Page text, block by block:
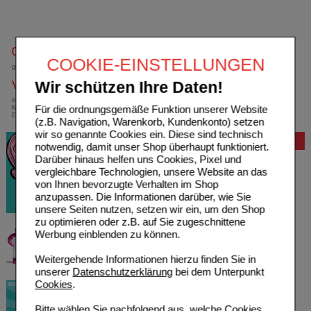
COOKIE-EINSTELLUNGEN
Wir schützen Ihre Daten!
Für die ordnungsgemäße Funktion unserer Website
(z.B. Navigation, Warenkorb, Kundenkonto) setzen
wir so genannte Cookies ein. Diese sind technisch
notwendig, damit unser Shop überhaupt funktioniert.
Darüber hinaus helfen uns Cookies, Pixel und
vergleichbare Technologien, unsere Website an das
von Ihnen bevorzugte Verhalten im Shop
anzupassen. Die Informationen darüber, wie Sie
unsere Seiten nutzen, setzen wir ein, um den Shop
zu optimieren oder z.B. auf Sie zugeschnittene
Werbung einblenden zu können.
Weitergehende Informationen hierzu finden Sie in
unserer Datenschutzerklärungbei dem Unterpunkt
Cookies.
0800-10 11 422
gebührenfreie Rufnummer
Versandkostenfrei
innerhalb Deutschlands bei einem
Mindestbestellwert von 13,99 Euro oder bei
Einsendung eines Kassenrezeptes
Bewertung